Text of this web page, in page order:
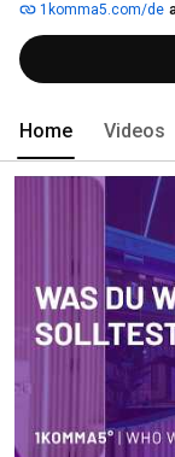
Stories der Menschen,
1komma5.com/de
Home Videos